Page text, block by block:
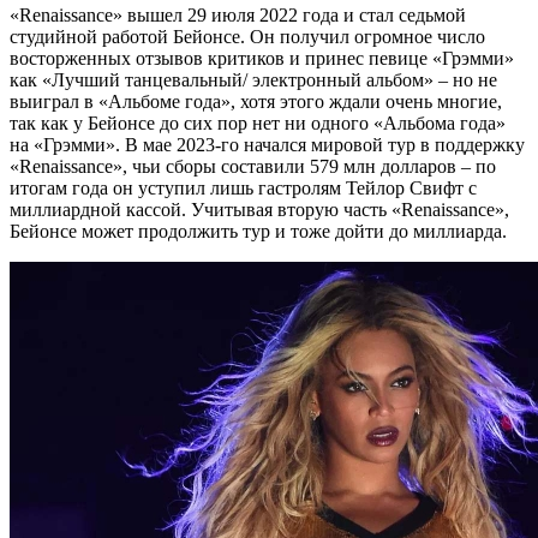
«Renaissance» вышел 29 июля 2022 года и стал седьмой
студийной работой Бейонсе. Он получил огромное число
восторженных отзывов критиков и принес певице «Грэмми»
как «Лучший танцевальный/ электронный альбом» – но не
выиграл в «Альбоме года», хотя этого ждали очень многие,
так как у Бейонсе до сих пор нет ни одного «Альбома года»
на «Грэмми». В мае 2023-го начался мировой тур в поддержку
«Renaissance», чьи сборы составили 579 млн долларов – по
итогам года он уступил лишь гастролям Тейлор Свифт с
миллиардной кассой. Учитывая вторую часть «Renaissance»,
Бейонсе может продолжить тур и тоже дойти до миллиарда.